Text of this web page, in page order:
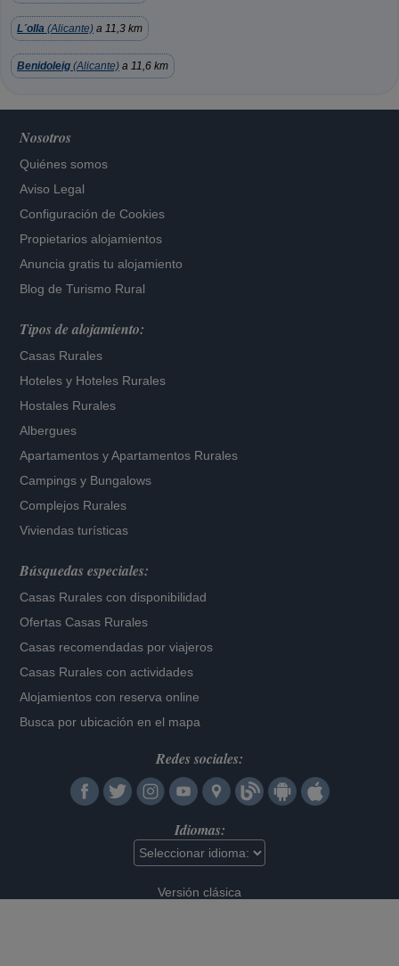
L´olla (Alicante) a 11,3 km
Benidoleig (Alicante) a 11,6 km
Nosotros
Quiénes somos
Aviso Legal
Configuración de Cookies
Propietarios alojamientos
Anuncia gratis tu alojamiento
Blog de Turismo Rural
Tipos de alojamiento:
Casas Rurales
Hoteles y Hoteles Rurales
Hostales Rurales
Albergues
Apartamentos yApartamentos Rurales
Campings y Bungalows
Complejos Rurales
Viviendas turísticas
Búsquedas especiales:
Casas Rurales con disponibilidad
Ofertas Casas Rurales
Casas recomendadas por viajeros
Casas Rurales con actividades
Alojamientos con reserva online
Busca por ubicación en el mapa
Redes sociales:
Idiomas:
Versión clásica